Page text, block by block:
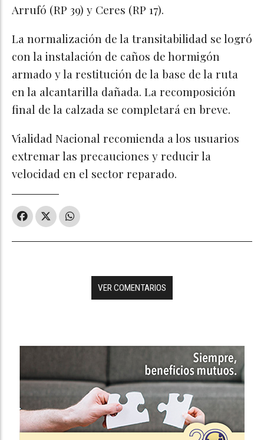
Arrufó (RP 39) y Ceres (RP 17).
La normalización de la transitabilidad se logró
con la instalación de caños de hormigón
armado y la restitución de la base de la ruta
en la alcantarilla dañada. La recomposición
final de la calzada se completará en breve.
Vialidad Nacional recomienda a los usuarios
extremar las precauciones y reducir la
velocidad en el sector reparado.
VER COMENTARIOS